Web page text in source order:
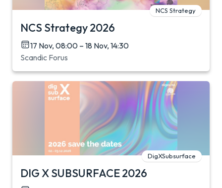
NCS Strategy
NCS Strategy 2026
17 Nov, 08:00 – 18 Nov, 14:30
Scandic Forus
DigXSubsurface
DIG X SUBSURFACE 2026